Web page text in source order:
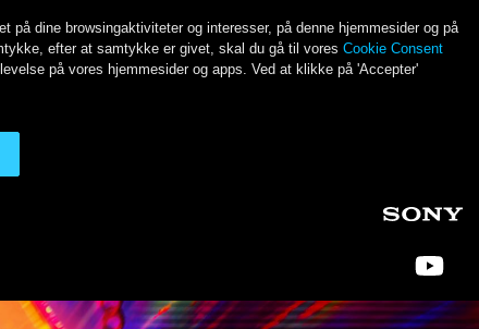
på dine browsingaktiviteter og interesser, på denne hjemmesider og på
efter at samtykke er givet, skal du gå til vores Cookie Consent
på vores hjemmesider og apps. Ved at klikke på 'Accepter'